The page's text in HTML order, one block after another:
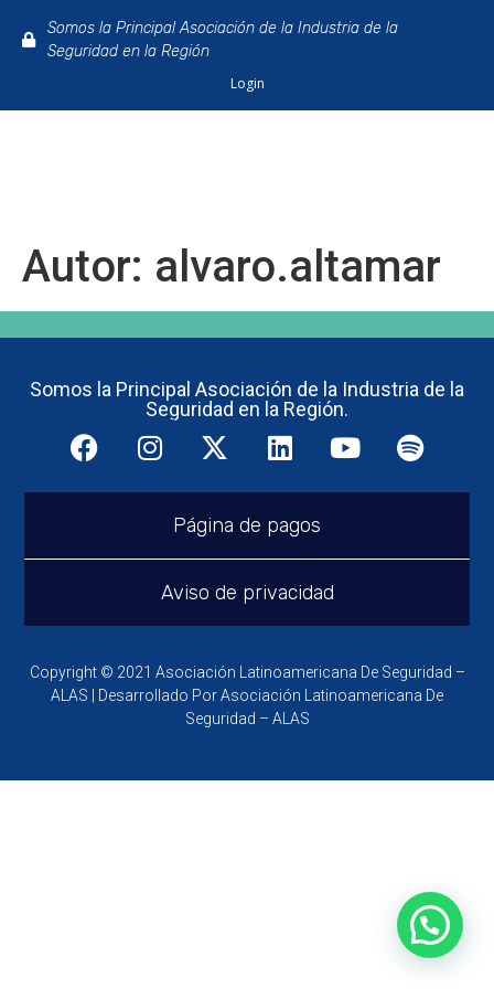
Somos la Principal Asociación de la Industria de la
Seguridad en la Región
Login
Autor: alvaro.altamar
Somos la Principal Asociación de la Industria de la
Seguridad en la Región.
Página de pagos
Aviso de privacidad
Copyright © 2021 Asociación Latinoamericana De Seguridad –
ALAS | Desarrollado Por Asociación Latinoamericana De
Seguridad – ALAS